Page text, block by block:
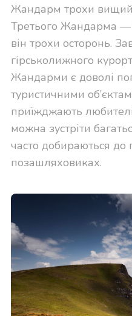
Жандарм трохи
Третього Жандарма —
він трохи осторонь.
гірськолижного
Жандарми є доволі
туристичними
приїжджають
можна зустріти
часто добираються до
позашляховиках.